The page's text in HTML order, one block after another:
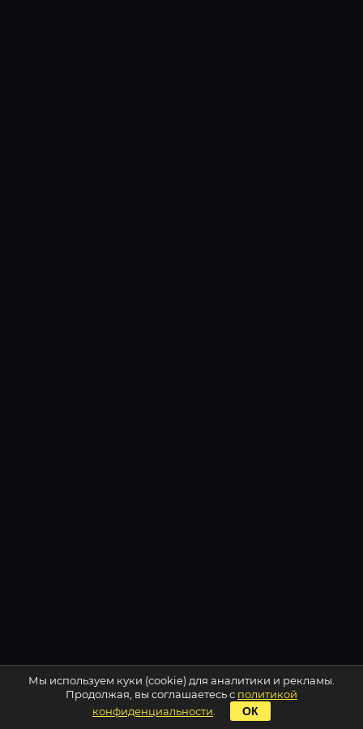
Мы используем куки (cookie) для аналитики и рекламы.
Продолжая, вы соглашаетесь с политикой
конфиденциальности
ОК